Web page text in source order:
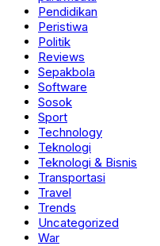
Pendidikan
Peristiwa
Politik
Reviews
Sepakbola
Software
Sosok
Sport
Technology
Teknologi
Teknologi & Bisnis
Transportasi
Travel
Trends
Uncategorized
War